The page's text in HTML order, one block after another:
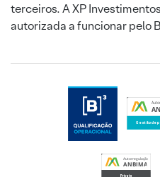
terceiros. A XP
autorizada a funcionar pelo